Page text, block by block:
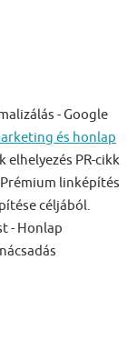
- Google
és honlap
elhelyezés PR-cikk
linképítés
céljából.
- Honlap